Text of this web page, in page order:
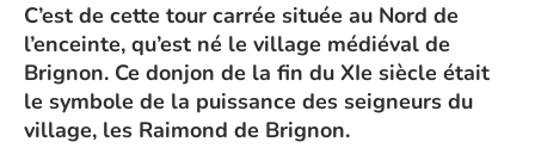
C’est de cette tour carrée située au Nord de
l’enceinte, qu’est né le village médiéval de
Brignon. Ce donjon de la fin du XIe siècle était
le symbole de la puissance des seigneurs du
village, les Raimond de Brignon.